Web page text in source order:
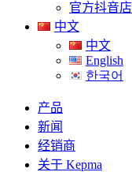
官方抖音店
中文
中文
English
한국어
产品
新闻
经销商
关于 Kepma